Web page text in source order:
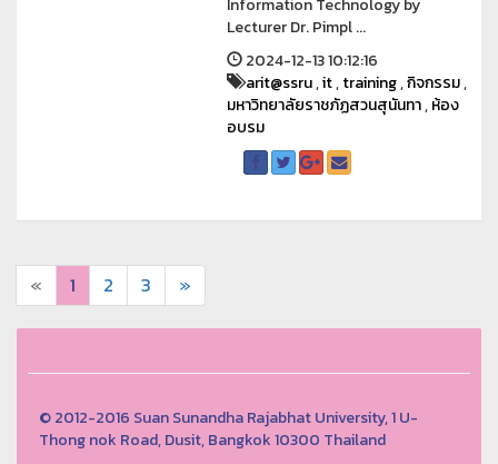
Information Technology by
Lecturer Dr. Pimpl ...
2024-12-13 10:12:16
arit@ssru,it,training,กิจกรรม,
มหาวิทยาลัยราชภัฏสวนสุนันทา,ห้อง
อบรม
« 1 2 3 »
© 2012-2016 Suan Sunandha Rajabhat University, 1 U-
Thong nok Road, Dusit, Bangkok 10300 Thailand